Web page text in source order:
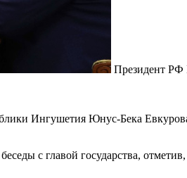
Президент РФ
Ингушетия Юнус-Бека
с главой государства,